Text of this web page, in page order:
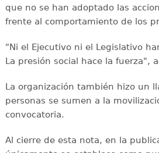
que no se han adoptado las
frente al comportamiento de los
"Ni el Ejecutivo ni el Legislativo
La presión social hace la fuerza",
La organización también hizo un
personas se sumen a la
convocatoria.
Al cierre de esta nota, en la